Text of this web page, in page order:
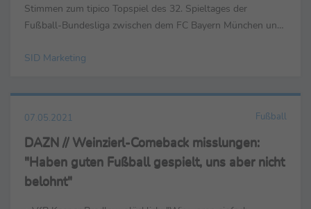
Stimmen zum tipico Topspiel des 32. Spieltages der
Fußball-Bundesliga zwischen dem FC Bayern München und
SID Marketing
07.05.2021 Fußball
DAZN // Weinzierl-Comeback misslungen:
"Haben guten Fußball gespielt, uns aber nicht
belohnt"